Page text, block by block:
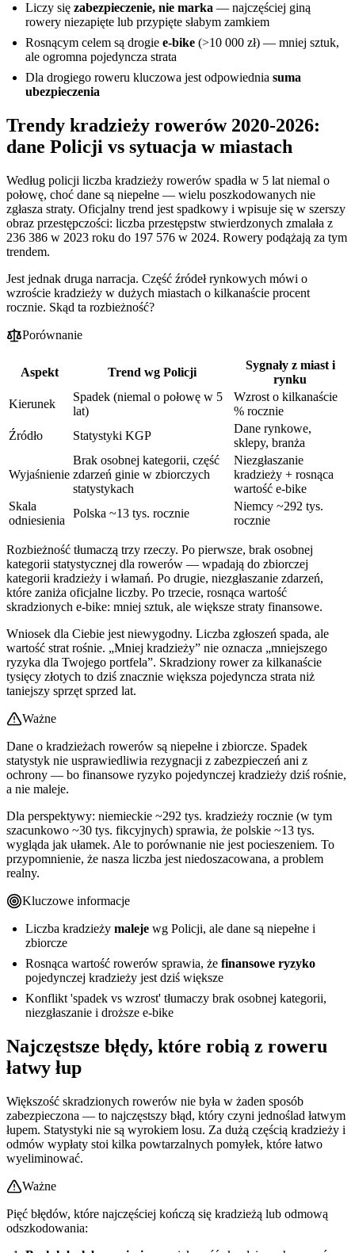
Liczy się zabezpieczenie, nie marka — najczęściej giną
rowery niezapięte lub przypięte słabym zamkiem
Rosnącym celem są drogie e-bike (>10 000 zł) — mniej sztuk,
ale ogromna pojedyncza strata
Dla drogiego roweru kluczowa jest odpowiednia suma
ubezpieczenia
Trendy kradzieży rowerów 2020-2026:
dane Policji vs sytuacja w miastach
Według policji liczba kradzieży rowerów spadła w 5 lat niemal o
połowę, choć dane są niepełne — wielu poszkodowanych nie
zgłasza straty. Oficjalny trend jest spadkowy i wpisuje się w szerszy
obraz przestępczości: liczba przestępstw stwierdzonych zmalała z
236 386 w 2023 roku do 197 576 w 2024. Rowery podążają za tym
trendem.
Jest jednak druga narracja. Część źródeł rynkowych mówi o
wzroście kradzieży w dużych miastach o kilkanaście procent
rocznie. Skąd ta rozbieżność?
Porównanie
Aspekt Trend wg Policji
Sygnały z miast i
rynku
Kierunek
Spadek (niemal o połowę w 5
lat)
Wzrost o kilkanaście
% rocznie
Źródło
Statystyki KGP
Dane rynkowe,
sklepy, branża
Wyjaśnienie
Brak osobnej kategorii, część
zdarzeń ginie w zbiorczych
statystykach
Niezgłaszanie
kradzieży + rosnąca
wartość e-bike
Skala
odniesienia
Polska ~13 tys. rocznie
Niemcy ~292 tys.
rocznie
Rozbieżność tłumaczą trzy rzeczy. Po pierwsze, brak osobnej
kategorii statystycznej dla rowerów — wpadają do zbiorczej
kategorii kradzieży i włamań. Po drugie, niezgłaszanie zdarzeń,
które zaniża oficjalne liczby. Po trzecie, rosnąca wartość
skradzionych e-bike: mniej sztuk, ale większe straty finansowe.
Wniosek dla Ciebie jest niewygodny. Liczba zgłoszeń spada, ale
wartość strat rośnie. „Mniej kradzieży” nie oznacza „mniejszego
ryzyka dla Twojego portfela”. Skradziony rower za kilkanaście
tysięcy złotych to dziś znacznie większa pojedyncza strata niż
taniejszy sprzęt sprzed lat.
Ważne
Dane o kradzieżach rowerów są niepełne i zbiorcze. Spadek
statystyk nie usprawiedliwia rezygnacji z zabezpieczeń ani z
ochrony — bo finansowe ryzyko pojedynczej kradzieży dziś rośnie,
a nie maleje.
Dla perspektywy: niemieckie ~292 tys. kradzieży rocznie (w tym
szacunkowo ~30 tys. fikcyjnych) sprawia, że polskie ~13 tys.
wygląda jak ułamek. Ale to porównanie nie jest pocieszeniem. To
przypomnienie, że nasza liczba jest niedoszacowana, a problem
realny.
Kluczowe informacje
Liczba kradzieży maleje wg Policji, ale dane są niepełne i
zbiorcze
Rosnąca wartość rowerów sprawia, że finansowe ryzyko
pojedynczej kradzieży jest dziś większe
Konflikt 'spadek vs wzrost' tłumaczy brak osobnej kategorii,
niezgłaszanie i droższe e-bike
Najczęstsze błędy, które robią z roweru
łatwy łup
Większość skradzionych rowerów nie była w żaden sposób
zabezpieczona — to najczęstszy błąd, który czyni jednoślad łatwym
łupem. Statystyki nie są wyrokiem losu. Za dużą częścią kradzieży i
odmów wypłaty stoi kilka powtarzalnych pomyłek, które łatwo
wyeliminować.
Ważne
Pięć błędów, które najczęściej kończą się kradzieżą lub odmową
odszkodowania: